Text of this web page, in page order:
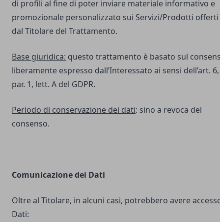
di profili al fine di poter inviare materiale informativo e
promozionale personalizzato sui Servizi/Prodotti offerti
dal Titolare del Trattamento.
Base giuridica: questo trattamento è basato sul
liberamente espresso dall’Interessato ai sensi dell’art. 6,
par. 1, lett. A del GDPR.
Periodo di conservazione dei dati: sino a revoca del
consenso.
Comunicazione dei Dati
Oltre al Titolare, in alcuni casi, potrebbero avere
Dati: